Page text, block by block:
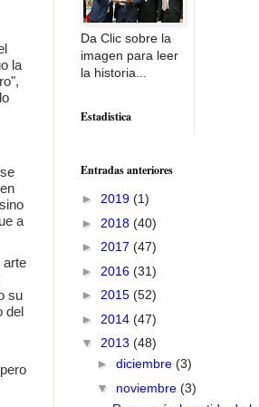
la
a
arte
su
del
Da Clic sobre la
imagen para leer
la historia...
Estadistica
Entradas anteriores
► 2019 (1)
► 2018 (40)
► 2017 (47)
► 2016 (31)
► 2015 (52)
► 2014 (47)
▼ 2013 (48)
► diciembre (3)
▼ noviembre (3)